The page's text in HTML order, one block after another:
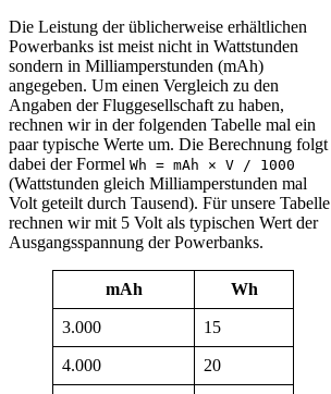
Die Leistung der üblicherweise erhältlichen
Powerbanks ist meist nicht in Wattstunden
sondern in Milliamperstunden (mAh)
angegeben. Um einen Vergleich zu den
Angaben der Fluggesellschaft zu haben,
rechnen wir in der folgenden Tabelle mal ein
paar typische Werte um. Die Berechnung folgt
dabei der Formel Wh = mAh × V / 1000
(Wattstunden gleich Milliamperstunden mal
Volt geteilt durch Tausend). Für unsere Tabelle
rechnen wir mit 5 Volt als typischen Wert der
Ausgangsspannung der Powerbanks.
mAh Wh
3.000 15
4.000 20